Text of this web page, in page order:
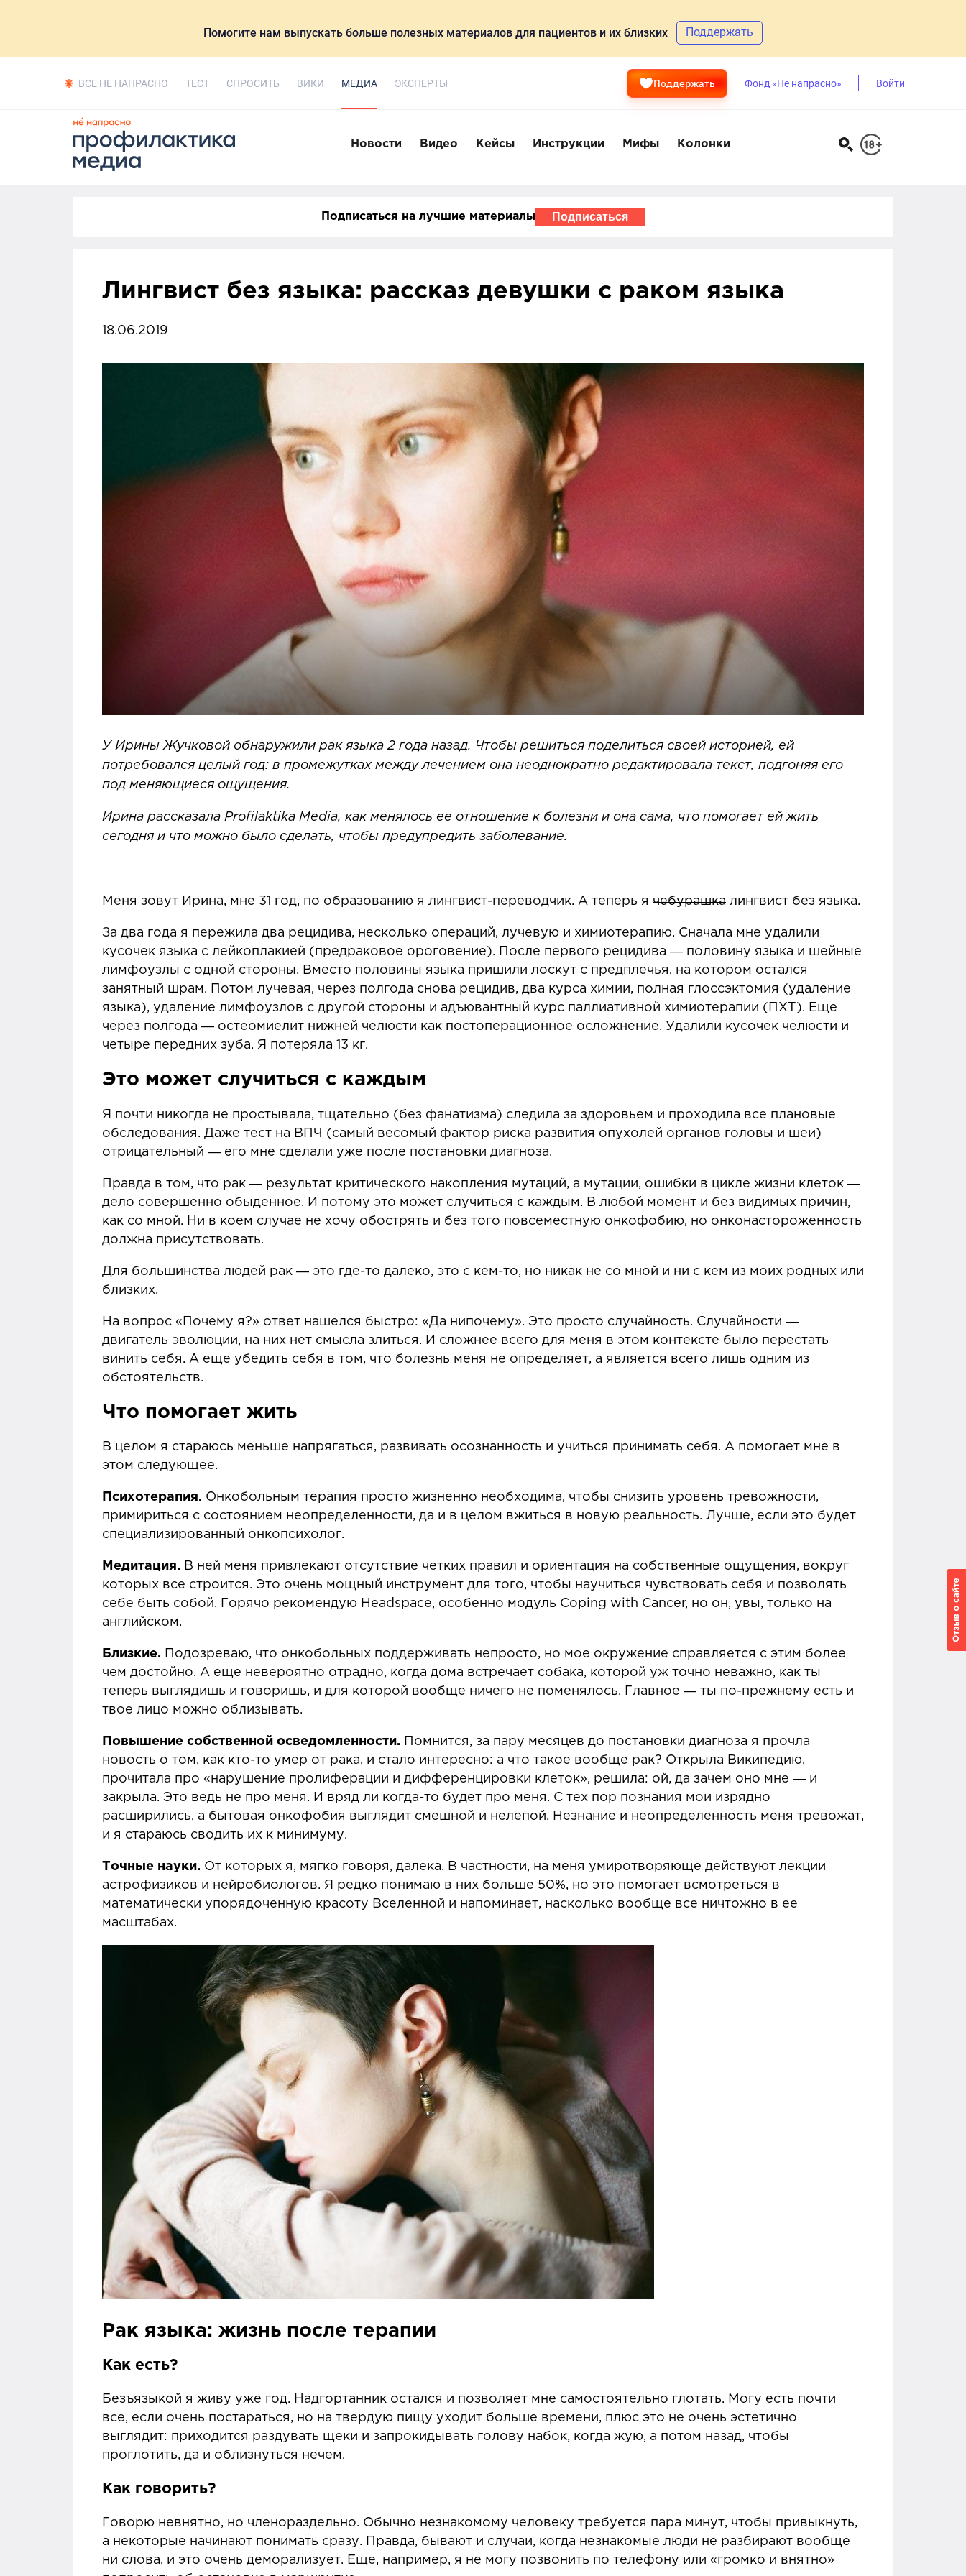
Помогите нам выпускать больше полезных материалов для пациентов и их близких Поддержать
ВСЕ НЕ НАПРАСНО ТЕСТ СПРОСИТЬ ВИКИ МЕДИА ЭКСПЕРТЫ Поддержать Фонд «Не напрасно» Войти
Новости Видео Кейсы Инструкции Мифы Колонки
Подписаться на лучшие материалы Подписаться
Лингвист без языка: рассказ девушки с раком языка
18.06.2019
У Ирины Жучковой обнаружили рак языка 2 года назад. Чтобы решиться поделиться своей историей, ей
потребовался целый год: в промежутках между лечением она неоднократно редактировала текст, подгоняя его
под меняющиеся ощущения.
Ирина рассказала Profilaktika Media, как менялось ее отношение к болезни и она сама, что помогает ей жить
сегодня и что можно было сделать, чтобы предупредить заболевание.
Меня зовут Ирина, мне 31 год, по образованию я лингвист-переводчик. А теперь я чебурашка лингвист без языка.
За два года я пережила два рецидива, несколько операций, лучевую и химиотерапию. Сначала мне удалили
кусочек языка с лейкоплакией (предраковое ороговение). После первого рецидива ― половину языка и шейные
лимфоузлы с одной стороны. Вместо половины языка пришили лоскут с предплечья, на котором остался
занятный шрам. Потом лучевая, через полгода снова рецидив, два курса химии, полная глоссэктомия (удаление
языка), удаление лимфоузлов с другой стороны и адъювантный курс паллиативной химиотерапии (ПХТ). Еще
через полгода ― остеомиелит нижней челюсти как постоперационное осложнение. Удалили кусочек челюсти и
четыре передних зуба. Я потеряла 13 кг.
Это может случиться с каждым
Я почти никогда не простывала, тщательно (без фанатизма) следила за здоровьем и проходила все плановые
обследования. Даже тест на ВПЧ (самый весомый фактор риска развития опухолей органов головы и шеи)
отрицательный ― его мне сделали уже после постановки диагноза.
Правда в том, что рак ― результат критического накопления мутаций, а мутации, ошибки в цикле жизни клеток ―
дело совершенно обыденное. И потому это может случиться с каждым. В любой момент и без видимых причин,
как со мной. Ни в коем случае не хочу обострять и без того повсеместную онкофобию, но онконастороженность
должна присутствовать.
Для большинства людей рак ― это где-то далеко, это с кем-то, но никак не со мной и ни с кем из моих родных или
близких.
На вопрос «Почему я?» ответ нашелся быстро: «Да нипочему». Это просто случайность. Случайности ―
двигатель эволюции, на них нет смысла злиться. И сложнее всего для меня в этом контексте было перестать
винить себя. А еще убедить себя в том, что болезнь меня не определяет, а является всего лишь одним из
обстоятельств.
Что помогает жить
В целом я стараюсь меньше напрягаться, развивать осознанность и учиться принимать себя. А помогает мне в
этом следующее.
Психотерапия. Онкобольным терапия просто жизненно необходима, чтобы снизить уровень тревожности,
примириться с состоянием неопределенности, да и в целом вжиться в новую реальность. Лучше, если это будет
специализированный онкопсихолог.
Медитация. В ней меня привлекают отсутствие четких правил и ориентация на собственные ощущения, вокруг
которых все строится. Это очень мощный инструмент для того, чтобы научиться чувствовать себя и позволять
себе быть собой. Горячо рекомендую Headspace, особенно модуль Coping with Cancer, но он, увы, только на
английском.
Близкие. Подозреваю, что онкобольных поддерживать непросто, но мое окружение справляется с этим более
чем достойно. А еще невероятно отрадно, когда дома встречает собака, которой уж точно неважно, как ты
теперь выглядишь и говоришь, и для которой вообще ничего не поменялось. Главное ― ты по-прежнему есть и
твое лицо можно облизывать.
Повышение собственной осведомленности. Помнится, за пару месяцев до постановки диагноза я прочла
новость о том, как кто-то умер от рака, и стало интересно: а что такое вообще рак? Открыла Википедию,
прочитала про «нарушение пролиферации и дифференцировки клеток», решила: ой, да зачем оно мне ― и
закрыла. Это ведь не про меня. И вряд ли когда-то будет про меня. С тех пор познания мои изрядно
расширились, а бытовая онкофобия выглядит смешной и нелепой. Незнание и неопределенность меня тревожат,
и я стараюсь сводить их к минимуму.
Точные науки. От которых я, мягко говоря, далека. В частности, на меня умиротворяюще действуют лекции
астрофизиков и нейробиологов. Я редко понимаю в них больше 50%, но это помогает всмотреться в
математически упорядоченную красоту Вселенной и напоминает, насколько вообще все ничтожно в ее
масштабах.
Рак языка: жизнь после терапии
Как есть?
Безъязыкой я живу уже год. Надгортанник остался и позволяет мне самостоятельно глотать. Могу есть почти
все, если очень постараться, но на твердую пищу уходит больше времени, плюс это не очень эстетично
выглядит: приходится раздувать щеки и запрокидывать голову набок, когда жую, а потом назад, чтобы
проглотить, да и облизнуться нечем.
Как говорить?
Говорю невнятно, но членораздельно. Обычно незнакомому человеку требуется пара минут, чтобы привыкнуть,
а некоторые начинают понимать сразу. Правда, бывают и случаи, когда незнакомые люди не разбирают вообще
ни слова, и это очень деморализует. Еще, например, я не могу позвонить по телефону или «громко и внятно»